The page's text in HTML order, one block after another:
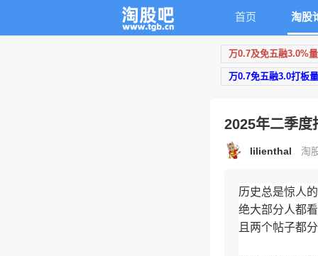
首页 淘股
万0.7及免五融3.0%
万0.7免五融3.0打板
2025年二季度
lilienthal 淘
历史总是惊人
绝大部分人都
且两个帖子都